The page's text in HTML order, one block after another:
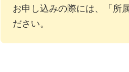
お申し込みの際には、「所
ださい。